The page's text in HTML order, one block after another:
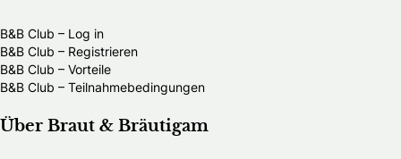
B&B Club – Log in
B&B Club – Registrieren
B&B Club – Vorteile
B&B Club – Teilnahmebedingungen
Über Braut & Bräutigam